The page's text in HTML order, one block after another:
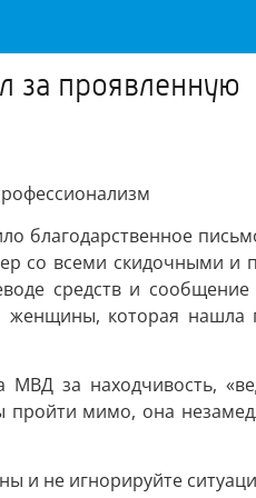
за проявленную
благодарственное
со всеми скидочными
средств и
женщины, которая
МВД за находчивость,
пройти мимо, она
и не игнорируйте